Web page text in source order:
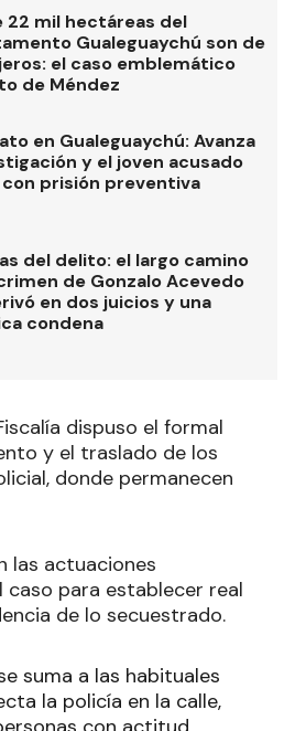
22 mil hectáreas del
Gualeguaychú son de
el caso emblemático
de Méndez
en Gualeguaychú: Avanza
y el joven acusado
prisión preventiva
del delito: el largo camino
de Gonzalo Acevedo
en dos juicios y una
condena
dispuso el formal
y el traslado de los
donde permanecen
las actuaciones
para establecer real
de lo secuestrado.
suma a las habituales
la policía en la calle,